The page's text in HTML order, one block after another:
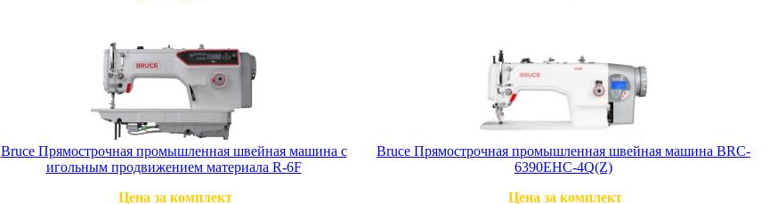
Bruce Прямострочная промышленная швейная машина с
игольным продвижением материала R-6F
Цена за комплект
Bruce Прямострочная промышленная швейная машина BRC-
6390EHC-4Q(Z)
Цена за комплект